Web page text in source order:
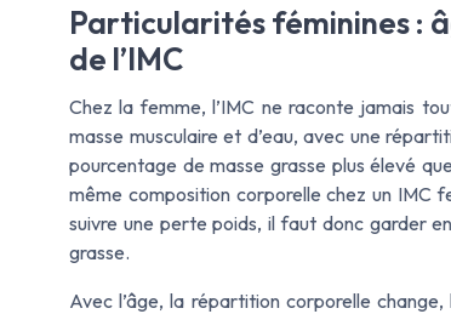
Particularités féminines :
de l’IMC
Chez la femme, l’IMC ne raconte jamais
masse musculaire et d’eau, avec une
pourcentage de masse grasse plus élevé
même composition corporelle chez un IMC
suivre une perte poids, il faut donc garder
grasse.
Avec l’âge, la répartition corporelle